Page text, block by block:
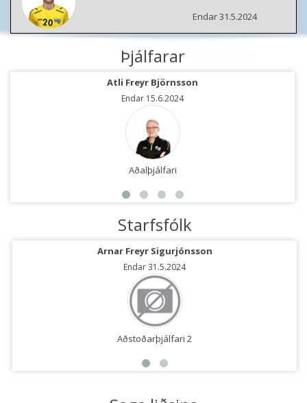
Endar 31.5.2024
Þjálfarar
Atli Freyr Björnsson
Endar 15.6.2024
Aðalþjálfari
Starfsfólk
Arnar Freyr Sigurjónsson
Endar 31.5.2024
Aðstoðarþjálfari 2